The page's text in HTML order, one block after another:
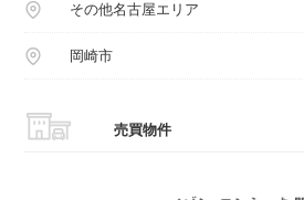
その他名古屋エリア
岡崎市
売買物件